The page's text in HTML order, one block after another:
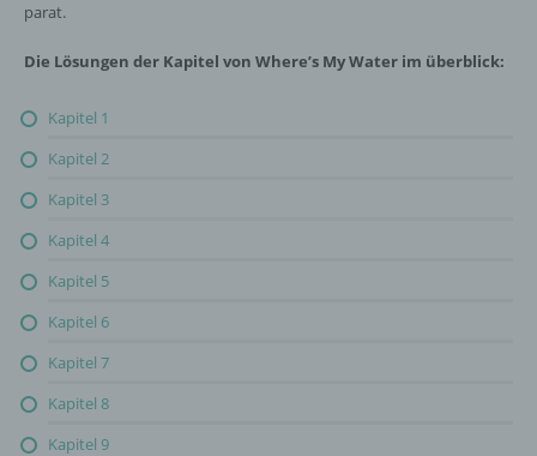
parat.
Die Lösungen der Kapitel von Where’s My Water im überblick:
Kapitel 1
Kapitel 2
Kapitel 3
Kapitel 4
Kapitel 5
Kapitel 6
Kapitel 7
Kapitel 8
Kapitel 9